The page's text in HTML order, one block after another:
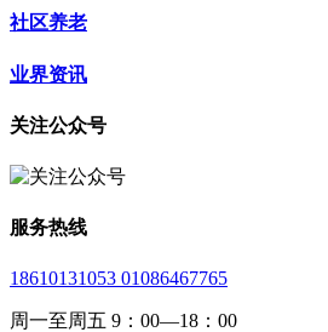
社区养老
业界资讯
关注公众号
服务热线
18610131053 01086467765
周一至周五 9：00—18：00